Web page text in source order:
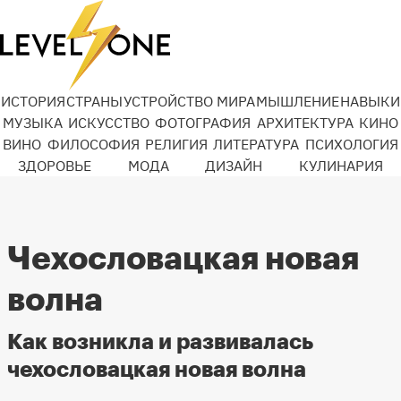
ИСТОРИЯСТРАНЫУСТРОЙСТВО МИРАМЫШЛЕНИЕНАВЫКИ
МУЗЫКА ИСКУССТВО ФОТОГРАФИЯ АРХИТЕКТУРА КИНО
ВИНО ФИЛОСОФИЯ РЕЛИГИЯ ЛИТЕРАТУРА ПСИХОЛОГИЯ
ЗДОРОВЬЕ
МОДА ДИЗАЙН КУЛИНАРИЯ
Чехословацкая новая
волна
Как возникла и развивалась
чехословацкая новая волна